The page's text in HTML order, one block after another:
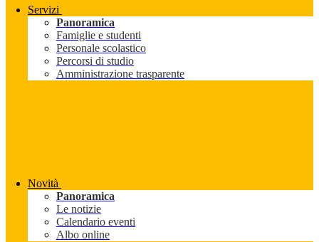
Servizi
Panoramica
Famiglie e studenti
Personale scolastico
Percorsi di studio
Amministrazione trasparente
Novità
Panoramica
Le notizie
Calendario eventi
Albo online